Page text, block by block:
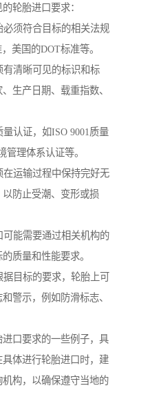
轮胎进口要求：
须符合目标的相关法规
美国的DOT标准等。
清晰可见的标识和标
生产日期、载重指数、
认证，如ISO 9001质量
管理体系认证等。
运输过程中保持完好无
防止受潮、变形或损
能需要通过相关机构的
质量和性能要求。
目标的要求，轮胎上可
警示，例如防滑标志、
口要求的一些例子，具
体进行轮胎进口时，建
构，以确保遵守当地的